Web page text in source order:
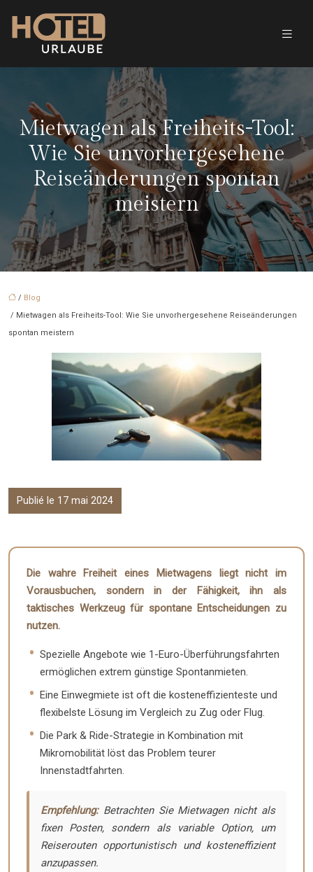
Mietwagen als Freiheits-Tool:
Wie Sie unvorhergesehene
Reiseänderungen spontan
meistern
/ Blog
/ Mietwagen als Freiheits-Tool: Wie Sie unvorhergesehene Reiseänderungen
spontan meistern
Publié le 17 mai 2024
Die wahre Freiheit eines Mietwagens liegt nicht im
Vorausbuchen, sondern in der Fähigkeit, ihn als
taktisches Werkzeug für spontane Entscheidungen zu
nutzen.
Spezielle Angebote wie 1-Euro-Überführungsfahrten
ermöglichen extrem günstige Spontanmieten.
Eine Einwegmiete ist oft die kosteneffizienteste und
flexibelste Lösung im Vergleich zu Zug oder Flug.
Die Park & Ride-Strategie in Kombination mit
Mikromobilität löst das Problem teurer
Innenstadtfahrten.
Empfehlung:Betrachten Sie Mietwagen nicht als
fixen Posten, sondern als variable Option, um
Reiserouten opportunistisch und kosteneffizient
anzupassen.